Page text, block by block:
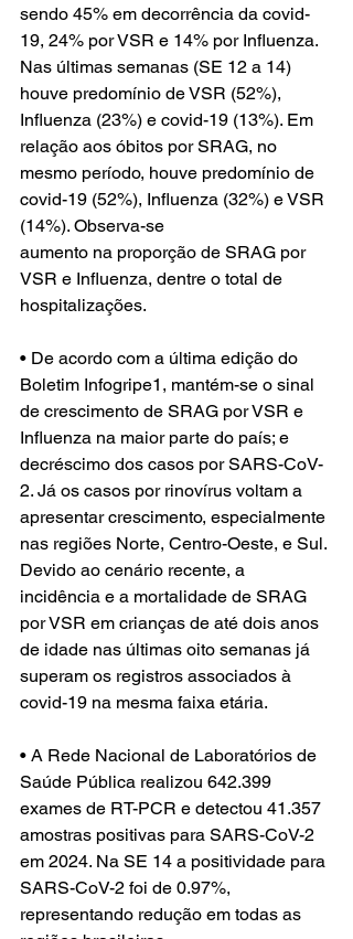
sendo 45% em decorrência da covid-
19, 24% por VSR e 14% por Influenza.
Nas últimas semanas (SE 12 a 14)
houve predomínio de VSR (52%),
Influenza (23%) e covid-19 (13%). Em
relação aos óbitos por SRAG, no
mesmo período, houve predomínio de
covid-19 (52%), Influenza (32%) e VSR
(14%). Observa-se
aumento na proporção de SRAG por
VSR e Influenza, dentre o total de
hospitalizações.
• De acordo com a última edição do
Boletim Infogripe1, mantém-se o sinal
de crescimento de SRAG por VSR e
Influenza na maior parte do país; e
decréscimo dos casos por SARS-CoV-
2. Já os casos por rinovírus voltam a
apresentar crescimento, especialmente
nas regiões Norte, Centro-Oeste, e Sul.
Devido ao cenário recente, a
incidência e a mortalidade de SRAG
por VSR em crianças de até dois anos
de idade nas últimas oito semanas já
superam os registros associados à
covid-19 na mesma faixa etária.
• A Rede Nacional de Laboratórios de
Saúde Pública realizou 642.399
exames de RT-PCR e detectou 41.357
amostras positivas para SARS-CoV-2
em 2024. Na SE 14 a positividade para
SARS-CoV-2 foi de 0.97%,
representando redução em todas as